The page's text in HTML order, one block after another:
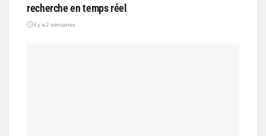
recherche en temps réel
il y a 2 semaines